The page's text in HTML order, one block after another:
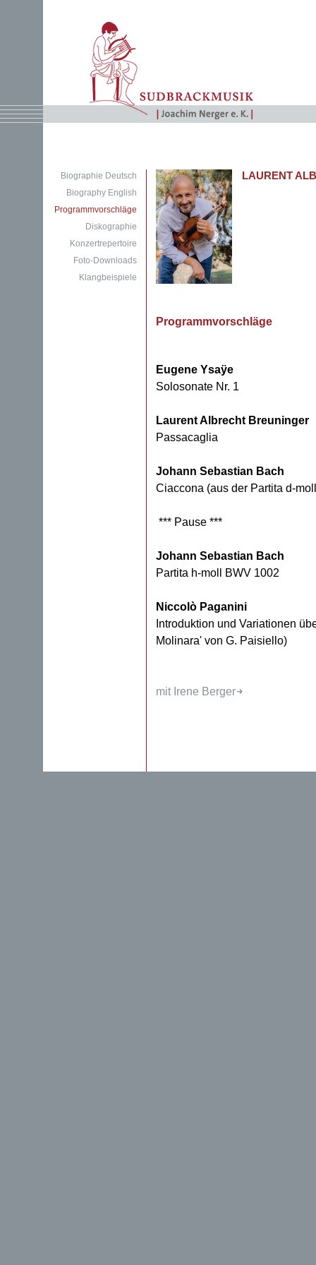
Biographie Deutsch
Biography English
Programmvorschläge
Diskographie
Konzertrepertoire
Foto-Downloads
Klangbeispiele
LAURENT
Programmvorschläge
Eugene Ysaÿe
Solosonate Nr. 1
Laurent Albrecht Breuninger
Passacaglia
Johann Sebastian Bach
Ciaccona (aus der Partita d-
*** Pause ***
Johann Sebastian Bach
Partita h-moll BWV 1002
Niccolò Paganini
Introduktion und Variationen
Molinara' von G. Paisiello)
mit Irene Berger